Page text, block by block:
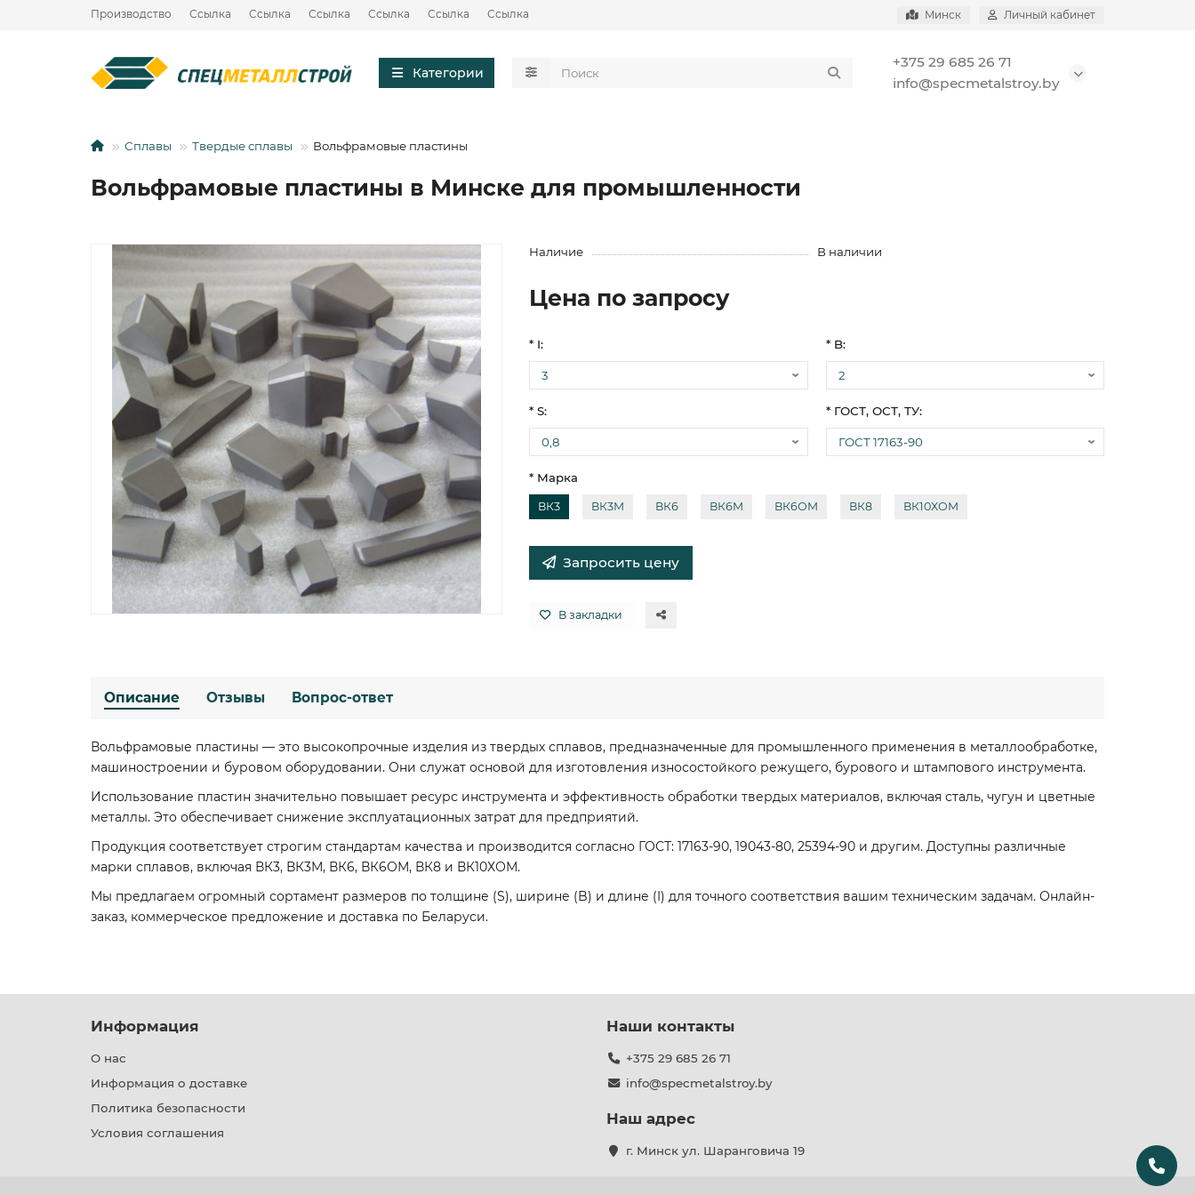
Производство Ссылка Ссылка Ссылка Ссылка Ссылка Ссылка Минск Личный кабинет
Категории
+375 29 685 26 71
info@specmetalstroy.by
Сплавы Твердые сплавы Вольфрамовые пластины
Вольфрамовые пластины в Минске для промышленности
Наличие В наличии
Цена по запросу
* I: * B:
* S: * ГОСТ, ОСТ, ТУ:
* Марка
ВК3 ВК3М ВК6 ВК6М ВК6ОМ ВК8 ВК10ХОМ
Запросить цену
В закладки
Описание Отзывы Вопрос-ответ
Вольфрамовые пластины — это высокопрочные изделия из твердых сплавов, предназначенные для промышленного применения в металлообработке,
машиностроении и буровом оборудовании. Они служат основой для изготовления износостойкого режущего, бурового и штампового инструмента.
Использование пластин значительно повышает ресурс инструмента и эффективность обработки твердых материалов, включая сталь, чугун и цветные
металлы. Это обеспечивает снижение эксплуатационных затрат для предприятий.
Продукция соответствует строгим стандартам качества и производится согласно ГОСТ: 17163-90, 19043-80, 25394-90 и другим. Доступны различные
марки сплавов, включая ВК3, ВК3М, ВК6, ВК6ОМ, ВК8 и ВК10ХОМ.
Мы предлагаем огромный сортамент размеров по толщине (S), ширине (B) и длине (I) для точного соответствия вашим техническим задачам. Онлайн-
заказ, коммерческое предложение и доставка по Беларуси.
Информация
О нас
Информация о доставке
Политика безопасности
Условия соглашения
Наши контакты
+375 29 685 26 71
info@specmetalstroy.by
Наш адрес
г. Минск ул. Шаранговича 19